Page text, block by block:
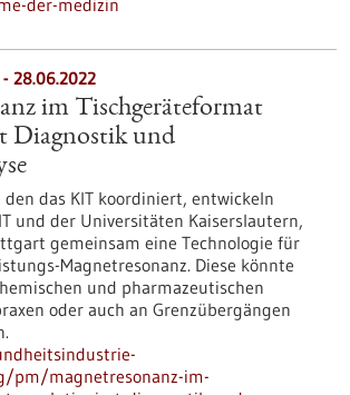
der-medizin
28.06.2022
im Tischgeräteformat
Diagnostik und
den das KIT koordiniert, entwickeln
und der Universitäten Kaiserslautern,
gemeinsam eine Technologie für
Magnetresonanz. Diese könnte
und pharmazeutischen
oder auch an Grenzübergängen
pm/magnetresonanz-im-